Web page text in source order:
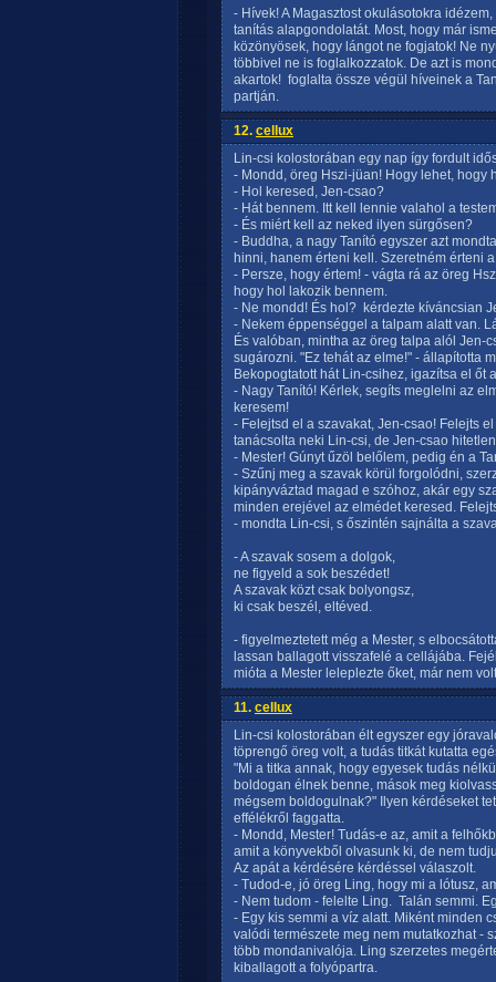
- Hívek! A Magasztost okulásotokra
tanítás alapgondolatát. Most, hogy már
közönyösek, hogy lángot ne fogjatok! Ne
többivel ne is foglalkozzatok. De azt is
akartok!  foglalta össze végül híveinek a
partján.
12. cellux
Lin-csi kolostorában egy nap így fordult
- Mondd, öreg Hszi-jüan! Hogy lehet, hogy
- Hol keresed, Jen-csao?
- Hát bennem. Itt kell lennie valahol a
- És miért kell az neked ilyen sürgősen?
- Buddha, a nagy Tanító egyszer azt
hinni, hanem érteni kell. Szeretném érteni
- Persze, hogy értem! - vágta rá az öreg
hogy hol lakozik bennem.
- Ne mondd! És hol?  kérdezte kíváncsian
- Nekem éppenséggel a talpam alatt van.
És valóban, mintha az öreg talpa alól Jen-
sugározni. "Ez tehát az elme!" - állapította
Bekopogtatott hát Lin-csihez, igazítsa el őt
- Nagy Tanító! Kérlek, segíts meglelni az
keresem!
- Felejtsd el a szavakat, Jen-csao! Felejts
tanácsolta neki Lin-csi, de Jen-csao
- Mester! Gúnyt űzöl belőlem, pedig én a
- Szűnj meg a szavak körül forgolódni,
kipányváztad magad e szóhoz, akár egy
minden erejével az elmédet keresed.
- mondta Lin-csi, s őszintén sajnálta a
- A szavak sosem a dolgok,
ne figyeld a sok beszédet!
A szavak közt csak bolyongsz,
ki csak beszél, eltéved.
- figyelmeztetett még a Mester, s
lassan ballagott visszafelé a cellájába.
mióta a Mester leleplezte őket, már nem
11. cellux
Lin-csi kolostorában élt egyszer egy
töprengő öreg volt, a tudás titkát kutatta
"Mi a titka annak, hogy egyesek tudás
boldogan élnek benne, mások meg
mégsem boldogulnak?" Ilyen kérdéseket
effélékről faggatta.
- Mondd, Mester! Tudás-e az, amit a
amit a könyvekből olvasunk ki, de nem
Az apát a kérdésére kérdéssel válaszolt.
- Tudod-e, jó öreg Ling, hogy mi a lótusz,
- Nem tudom - felelte Ling.  Talán semmi.
- Egy kis semmi a víz alatt. Miként minden
valódi természete meg nem mutatkozhat -
több mondanivalója. Ling szerzetes
kiballagott a folyópartra.